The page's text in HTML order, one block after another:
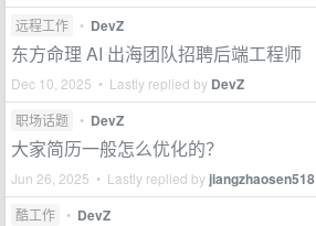
远程工作 • DevZ
东方命理 AI 出海团队招聘后端工程师
Dec 10, 2025 • Lastly replied by DevZ
职场话题 • DevZ
大家简历一般怎么优化的？
Jun 26, 2025 • Lastly replied by jiangzhaosen518
酷工作 • DevZ